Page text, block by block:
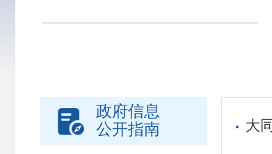

政府信息
公开指南
大